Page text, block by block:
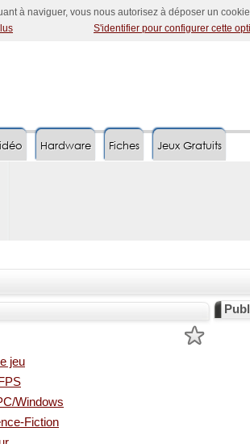
à naviguer, vous nous autorisez à déposer un
S'identifier pour configurer cette
Hardware Fiches Jeux Gratuits
jeu
FPS
Windows
Fiction